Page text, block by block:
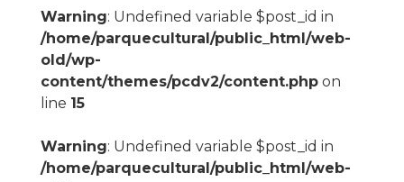
Warning: Undefined variable $post_id in
/home/parquecultural/public_html/web-
old/wp-
content/themes/pcdv2/content.phpon
line 15
Warning: Undefined variable $post_id in
/home/parquecultural/public_html/web-